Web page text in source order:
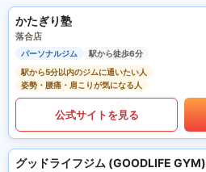
かたぎり塾
落合店
パーソナルジム
駅から徒歩6分
駅から5分以内のジムに通いたい人
姿勢・腰痛・肩こりが気になる人
公式サイトを見る
グッドライフジム (GOODLIFE GYM)